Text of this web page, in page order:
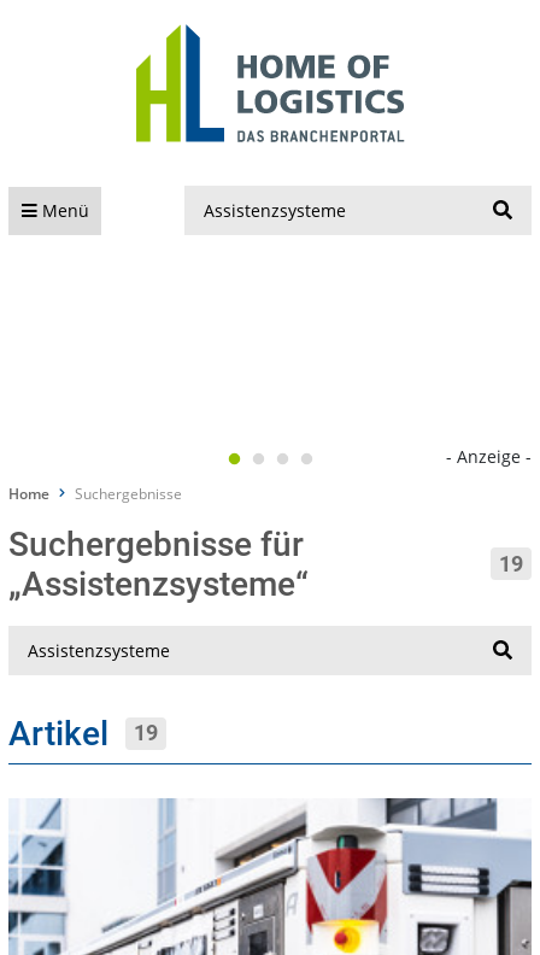
Menü
- Anzeige -
Home Suchergebnisse
Suchergebnisse für
„Assistenzsysteme“
19
Artikel 19